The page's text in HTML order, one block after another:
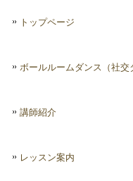
トップページ
ボールルームダンス（社交
講師紹介
レッスン案内